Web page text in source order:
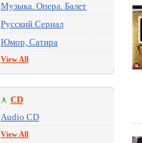
Музыка. Опера. Балет
Русский Сериал
Юмор, Сатира
View All
CD
Audio CD
View All